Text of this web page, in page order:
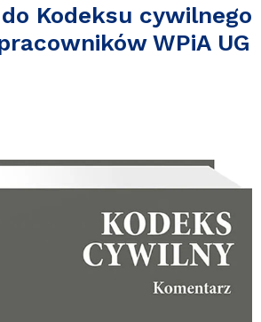
Kodeksu cywilnego
WPiA UG